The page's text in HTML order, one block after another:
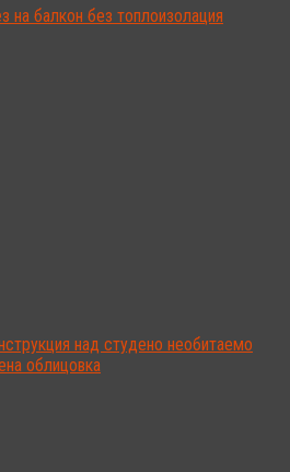
на балкон без топлоизолация
над студено необитаемо
облицовка